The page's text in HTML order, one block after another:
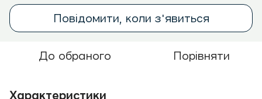
Повідомити, коли з'явиться
До обраного Порівняти
Характеристики